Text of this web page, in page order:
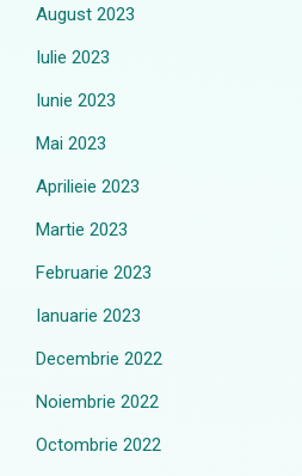
August 2023
Iulie 2023
Iunie 2023
Mai 2023
Aprilieie 2023
Martie 2023
Februarie 2023
Ianuarie 2023
Decembrie 2022
Noiembrie 2022
Octombrie 2022